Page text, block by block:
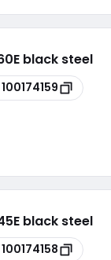
black steel
100174159
black steel
100174158